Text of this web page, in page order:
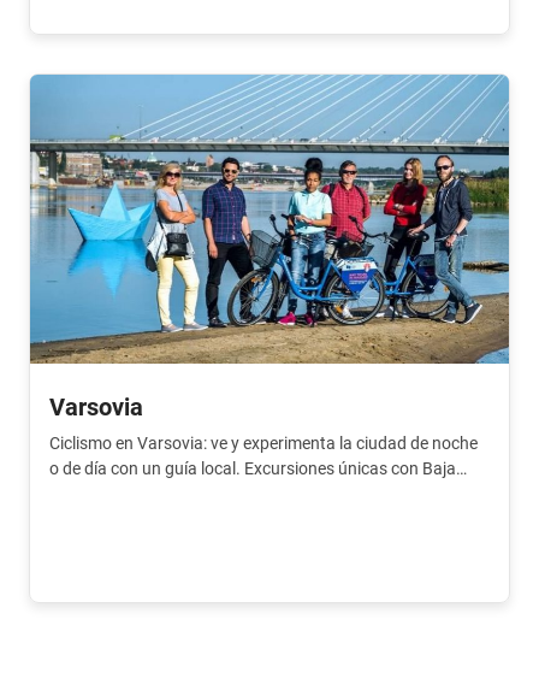
Varsovia
Ciclismo en Varsovia: ve y experimenta la ciudad de noche
o de día con un guía local. Excursiones únicas con Baja